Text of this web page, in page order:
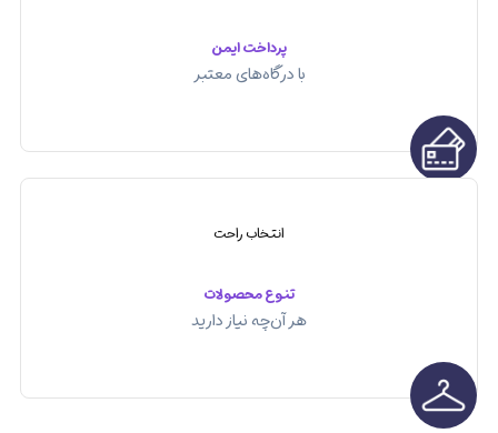
پرداخت ایمن
با درگاه‌های معتبر
انتخاب راحت
تنوع محصولات
هر آن‌چه نیاز دارید